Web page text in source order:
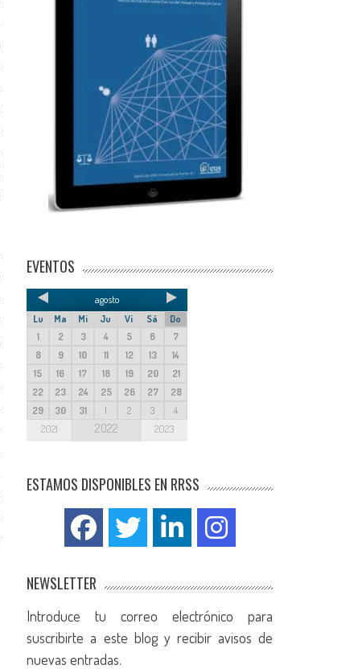
EVENTOS
agosto
Lu Ma Mi Ju Vi Sá
Do
1
2 3 4 5 6
7
8
9 10 11 12 13
14
15
16 17 18 19 20
21
22
23 24 25 26 27
28
29
30 31 1 2 3 4
2021 2022 2023
ESTAMOS DISPONIBLES EN RRSS
NEWSLETTER
Introduce tu correo electrónico para
suscribirte a este blog y recibir avisos de
nuevas entradas.